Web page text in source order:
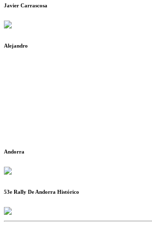
Javier Carrascosa
Alejandro
Andorra
53e Rally De Andorra Histórico